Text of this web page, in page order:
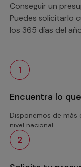
Conseguir un
Puedes solicitarlo
los 365 días del
1
Encuentra lo
Disponemos de más
nivel nacional.
2